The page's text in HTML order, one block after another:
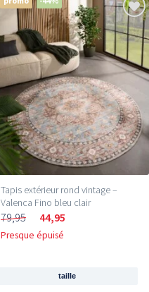
Tapis extérieur rond vintage –
Valenca Fino bleu clair
79,95 44,95
Presque épuisé
taille